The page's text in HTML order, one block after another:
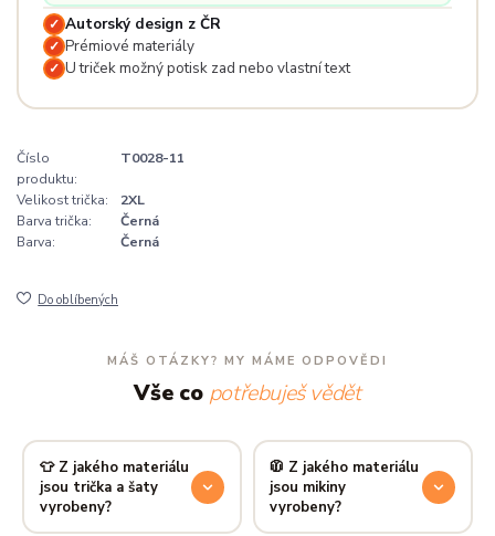
✓ Autorský design z ČR
✓ Prémiové materiály
✓ U triček možný potisk zad nebo vlastní text
Číslo
produktu:
T0028-11
Velikost trička:
2XL
Barva trička:
Černá
Barva:
Černá
Do oblíbených
MÁŠ OTÁZKY? MY MÁME ODPOVĚDI
Vše co potřebuješ vědět
👕 Z jakého materiálu
jsou trička a šaty
vyrobeny?
🧥 Z jakého materiálu
jsou mikiny
vyrobeny?